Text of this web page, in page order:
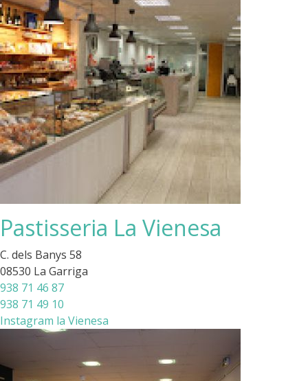
Pastisseria La Vienesa
C. dels Banys 58
08530 La Garriga
938 71 46 87
938 71 49 10
Instagram la Vienesa